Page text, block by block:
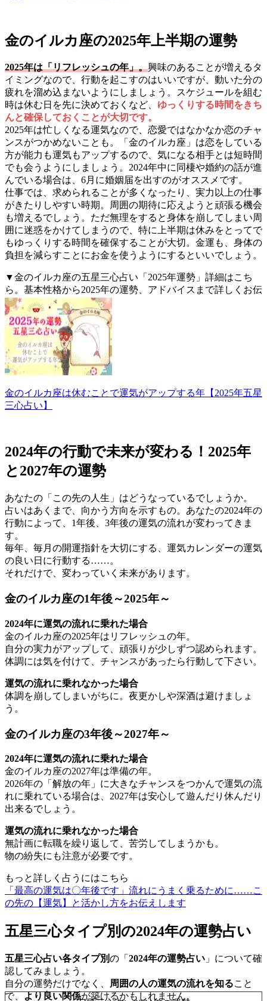
金のイルカ座の2025年上半期の運勢
2025年は「リフレッシュの年」。興味のあることが増えるタ
イミングなので、行動を起こすのはいいですが、動いた分の
疲れを溜め込まないようにしましょう。スケジュールを組む
時は休む日を先に決めておくなど、 ゆっくりする時間をきち
んと確保しておくことが大切です。
2025年は忙しくなる運気なので、恋愛ではなかなか恋のチャ
ンスがつかめないことも。「金のイルカ座」は恋をしている
方が能力も運気もアップするので、気になる相手とは短時間
でも会うようにしましょう。2024年中に同棲や婚約の話が進
んでいる場合は、6月に婚姻届を出すのがオススメです。
仕事では、求められることが多くなったり、実力以上の仕事
がきたりしやすい時期。周囲の期待に応えようと頑張る機会
も増えるでしょう。ただ無理をすると身体を崩してしまい周
囲に迷惑をかけてしまうので、特に上半期は休みをとってで
もゆっくりする時間を確保することが大切。金運も、身体の
負担を減らすことにお金を使うようにするといいでしょう。
▼金のイルカ座の五星三心占い「2025年運勢」詳細はこち
ら。基本性格から2025年の運勢、アドバイスまで詳しくお伝
えします。
金のイルカ座は休むことで運気がアップする年【2025年五星
三心占い】
2024年の行動で未来が変わる！2025年
と2027年の運勢
あなたの「この先の人生」はどうなっているでしょうか。
占いはあくまで、向かう方向を示すもの。あなたの2024年の
行動によって、1年後、3年後の運気の流れが変わってきま
す。
毎年、毎月の開運指針を大切にする、運気カレンダーの運気
の良い日に行動する……。
それだけで、変わっていく未来があります。
金のイルカ座の1年後～2025年～
2024年に運気の流れに乗れた場合
金のイルカ座の2025年はリフレッシュの年。
自分の実力がアップして、頑張りが少しずつ認められます。
体調には気を付けて、チャンスがあったら行動して下さい。
運気の流れに乗れなかった場合
体調を崩してしまいがちに。夜更かしや深酒は避けましょ
う。
金のイルカ座の3年後～2027年～
2024年に運気の流れに乗れた場合
金のイルカ座の2027年は準備の年。
2026年の「解放の年」に大きなチャンスをつかんで運気の流
れに乗れている場合は、2027年は安心して遊んだり休んだり
出来るでしょう。
運気の流れに乗れなかった場合
無計画に転職を繰り返して、苦労してしまうかも。
物の紛失にも注意が必要です。
もっと詳しく占うにはこちら
「最高の運気は〇年後です」流れにうまく乗るために……こ
の先の【運気】と活かし方をお伝えします
五星三心タイプ別の2024年の運勢占い
五星三心占い各タイプ別の「 2024年の運勢占い 」について確
認してみましょう。
自分の運勢だけでなく、
周囲の人の運気の流れを知ること
で、
より良い関係が築けるかもしれません。